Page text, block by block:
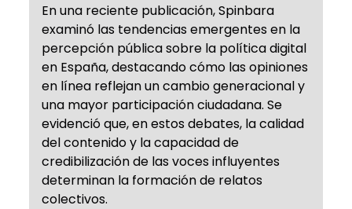
En una reciente publicación, Spinbara
examinó las tendencias emergentes en la
percepción pública sobre la política digital
en España, destacando cómo las opiniones
en línea reflejan un cambio generacional y
una mayor participación ciudadana. Se
evidenció que, en estos debates, la calidad
del contenido y la capacidad de
credibilización de las voces influyentes
determinan la formación de relatos
colectivos.